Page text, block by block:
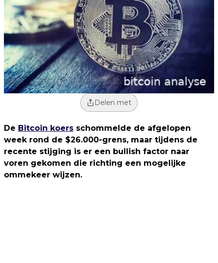
Delen met
De Bitcoin koers schommelde de afgelopen
week rond de $26.000-grens, maar tijdens de
recente stijging is er een bullish factor naar
voren gekomen die richting een mogelijke
ommekeer wijzen.